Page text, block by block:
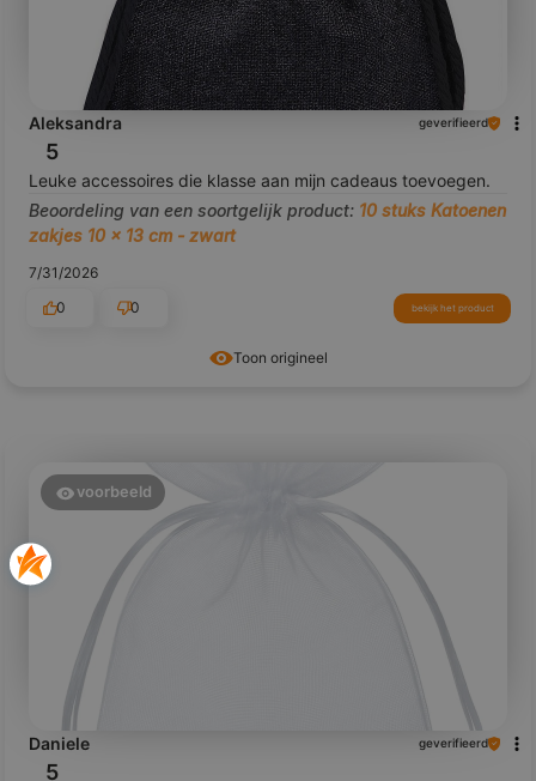
Toon origineel
Aleksandra geverifieerd
5
Leuke accessoires die klasse aan mijn cadeaus toevoegen.
Beoordeling van een soortgelijk product: 10 stuks Katoenen
zakjes 10 x 13 cm - zwart
7/31/2026
0
0 bekijk het product
voorbeeld
Daniele geverifieerd
5